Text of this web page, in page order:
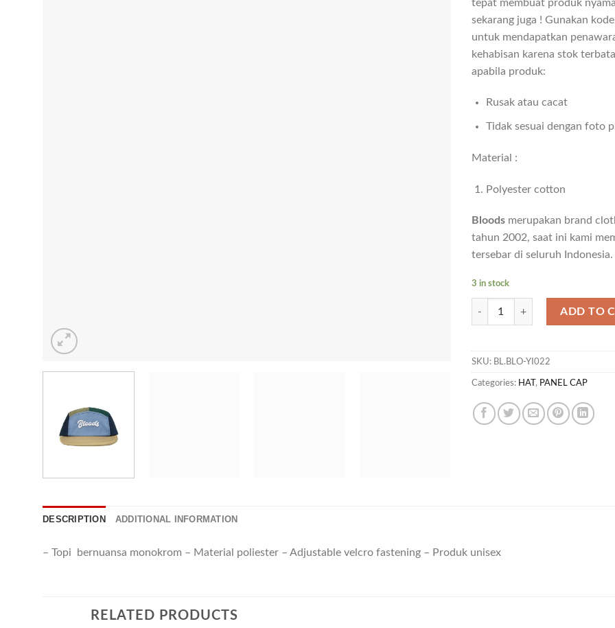
tepat membuat produk
sekarang juga ! Gunakan
untuk mendapatkan
kehabisan karena stok
apabila produk:
Rusak atau cacat
Tidak sesuai dengan foto
Material :
Polyester cotton
Bloods merupakan brand
tahun 2002, saat ini kami
tersebar di seluruh Indonesia.
3 in stock
ADD TO
SKU: BL.BLO-YI022
Categories: HAT , PANEL CAP
DESCRIPTION ADDITIONAL INFORMATION
– Topi bernuansa monokrom – Material poliester – Adjustable velcro fastening – Produk unisex
RELATED PRODUCTS